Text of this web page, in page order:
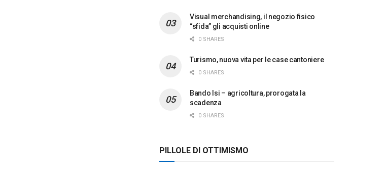
Visual merchandising, il negozio fisico
“sfida” gli acquisti online
0 SHARES
Turismo, nuova vita per le case cantoniere
0 SHARES
Bando Isi – agricoltura, prorogata la
scadenza
0 SHARES
PILLOLE DI OTTIMISMO